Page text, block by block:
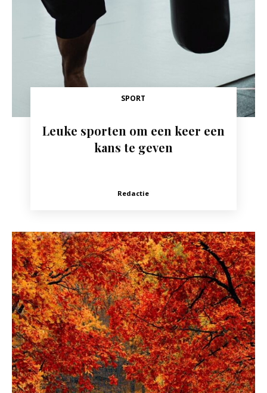
SPORT
Leuke sporten om een keer een
kans te geven
Redactie